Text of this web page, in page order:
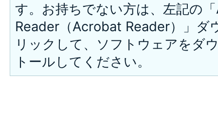
す。お持ちでない方は、左記の
Reader（Acrobat Reader）」ダ
リックして、ソフトウェアをダ
トールしてください。